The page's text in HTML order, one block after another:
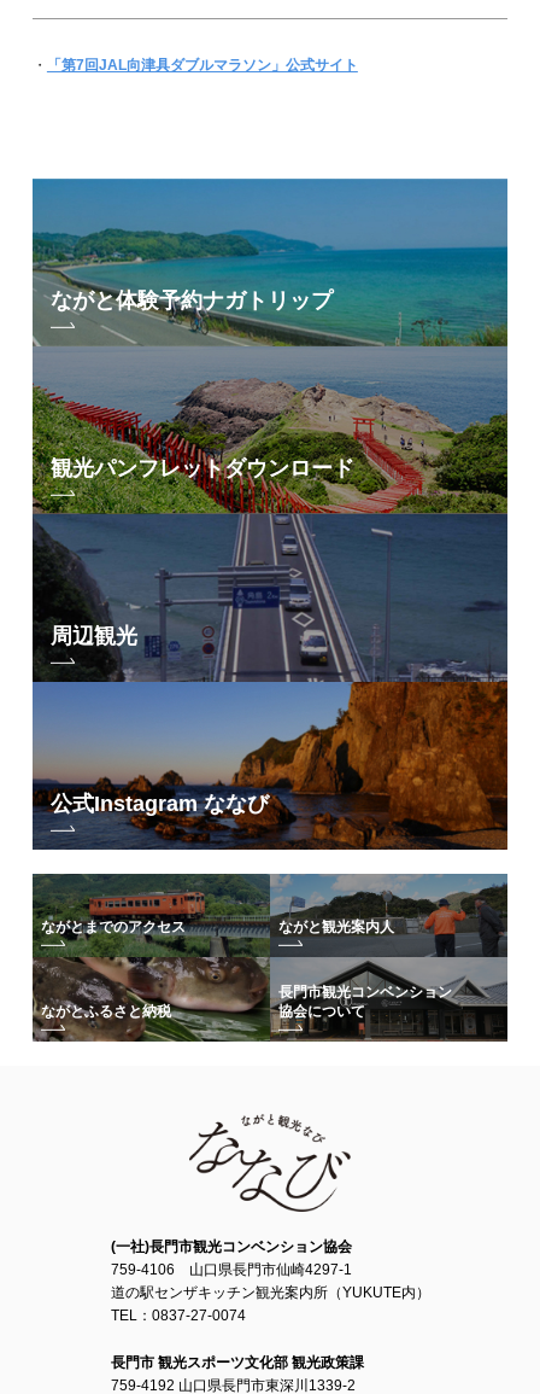
・ 「第7回JAL向津具ダブルマラソン」公式サイト
ながと体験予約ナガトリップ
観光パンフレットダウンロード
周辺観光
公式Instagram ななび
ながとまでのアクセス ながと観光案内人
ながとふるさと納税
長門市観光コンベンション
協会について
(一社)長門市観光コンベンション協会
759-4106 山口県長門市仙崎4297-1
道の駅センザキッチン観光案内所（YUKUTE内）
TEL：0837-27-0074
長門市 観光スポーツ文化部 観光政策課
759-4192 山口県長門市東深川1339-2